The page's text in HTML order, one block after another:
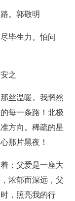
。郭敬明
毕生力。怕问
之
丝温暖。我惘然
每一条路！北极
方向。稀疏的星
那片黑夜！
；父爱是一座大
浓郁而深远，父
时，照亮我的行